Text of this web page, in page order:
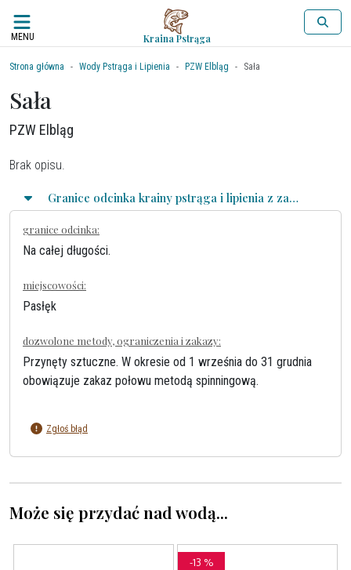
MENU Kraina Pstrąga
Strona główna Wody Pstrąga i Lipienia PZW Elbląg Sała
Sała
PZW Elbląg
Brak opisu.
Granice odcinka krainy pstrąga i lipienia z zasadami połowu
granice odcinka:
Na całej długości.
miejscowości:
Pasłęk
dozwolone metody, ograniczenia i zakazy:
Przynęty sztuczne. W okresie od 1 września do 31 grudnia
obowiązuje zakaz połowu metodą spinningową.
Zgłoś błąd
Może się przydać nad wodą...